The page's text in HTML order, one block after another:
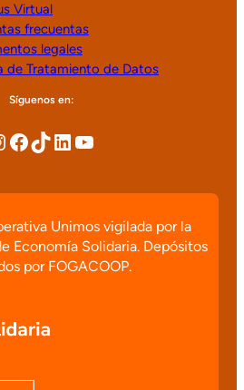
Virtual
frecuentas
legales
de Tratamiento de Datos
Síguenos en:
Unimos vigilada por la
Economía Solidaria. Depósitos
por FOGACOOP.